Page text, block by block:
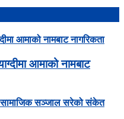
आमाको नामबाट